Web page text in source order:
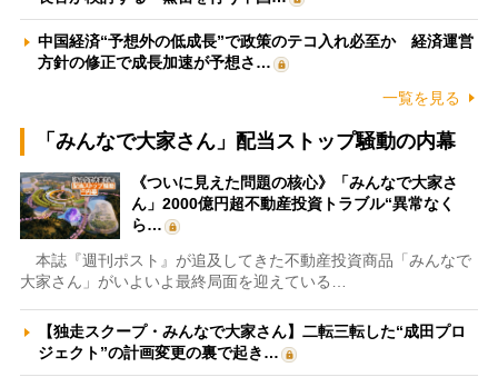
中国経済“予想外の低成長”で政策のテコ入れ必至か 経済運営
方針の修正で成長加速が予想さ…
一覧を見る
「みんなで大家さん」配当ストップ騒動の内幕
《ついに見えた問題の核心》「みんなで大家さ
ん」2000億円超不動産投資トラブル“異常なく
ら…
本誌『週刊ポスト』が追及してきた不動産投資商品「みんなで
大家さん」がいよいよ最終局面を迎えている…
【独走スクープ・みんなで大家さん】二転三転した“成田プロ
ジェクト”の計画変更の裏で起き…